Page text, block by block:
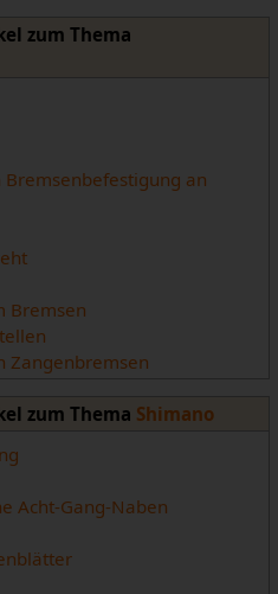
zum Thema
an
Bremsen
Zangenbremsen
zum Thema Shimano
Acht-Gang-Naben